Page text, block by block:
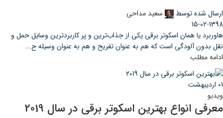
ارسال شده توسط
سعید مداحی
15-02-1398
هاوربرد یا همان اسکوتر برقی یکی از جذاب‌ترین و پر کاربردترین وسایل حمل و
نقل بدون آلودگی است که هم به عنوان تفریح و هم به عنوان وسیله ح...
ادامه مطلب
01 اردیبهشت
ویدیو
معرفی انواع بهترین اسکوتر برقی در سال 2019